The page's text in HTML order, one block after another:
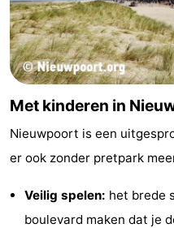
Met kinderen in
Nieuwpoort is een
er ook zonder pretpark
Veilig spelen: het brede
boulevard maken dat je